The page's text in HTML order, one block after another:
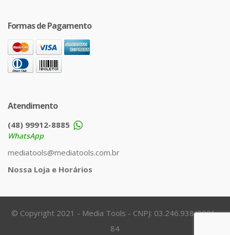
Formas de Pagamento
Atendimento
(48) 99912-8885
WhatsApp
mediatools@mediatools.com.br
Nossa Loja e Horários
© Copyright 2021 - Media Tools - CNPJ: 03.246.938/0001-
84